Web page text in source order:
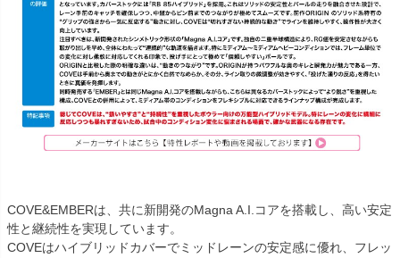
COVE&EMBERは、共に新開発のMagna A.I.コアを搭載し、高い安定
性と継続性を実現しています。
COVEはハイブリッドカバーでミッドレーンの安定感に優れ、フレッ